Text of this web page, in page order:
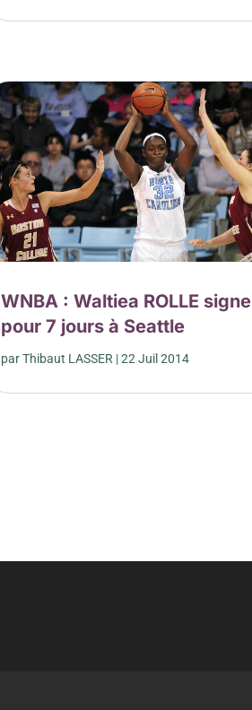
WNBA : Waltiea ROLLE signe
pour 7 jours à Seattle
parThibaut LASSER |22 Juil 2014